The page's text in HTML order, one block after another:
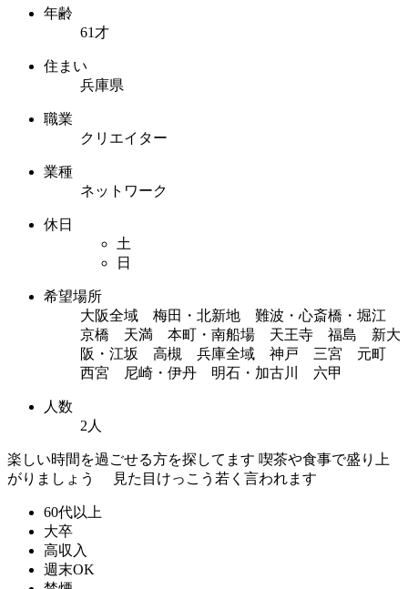
年齢
61才
住まい
兵庫県
職業
クリエイター
業種
ネットワーク
休日
土
日
希望場所
大阪全域 梅田・北新地 難波・心斎橋・堀江
京橋 天満 本町・南船場 天王寺 福島 新大
阪・江坂 高槻 兵庫全域 神戸 三宮 元町
西宮 尼崎・伊丹 明石・加古川 六甲
人数
2人
楽しい時間を過ごせる方を探してます 喫茶や食事で盛り上
がりましょう 見た目けっこう若く言われます
60代以上
大卒
高収入
週末OK